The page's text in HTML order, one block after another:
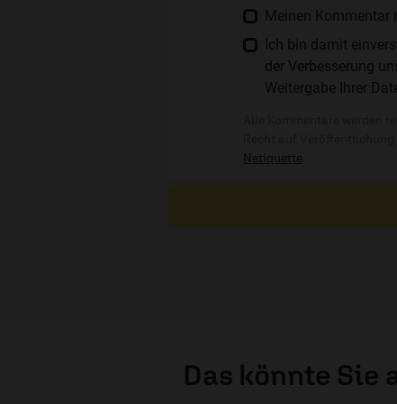
Meinen Kommentar
Ich bin damit
der Verbesserung
Weitergabe Ihrer
Netiquette
Das könnte Sie